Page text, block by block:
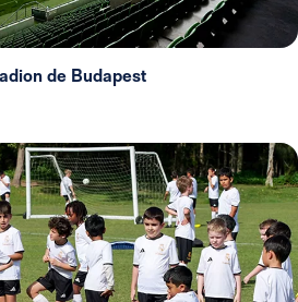
de Budapest